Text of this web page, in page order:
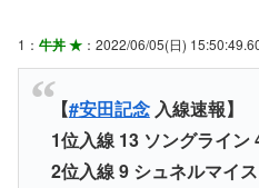
1： 牛丼 ★ ：2022/06/05(日)
【#安田記念入線速報】
1位入線 13 ソングライン
2位入線 9 シュネルマイ